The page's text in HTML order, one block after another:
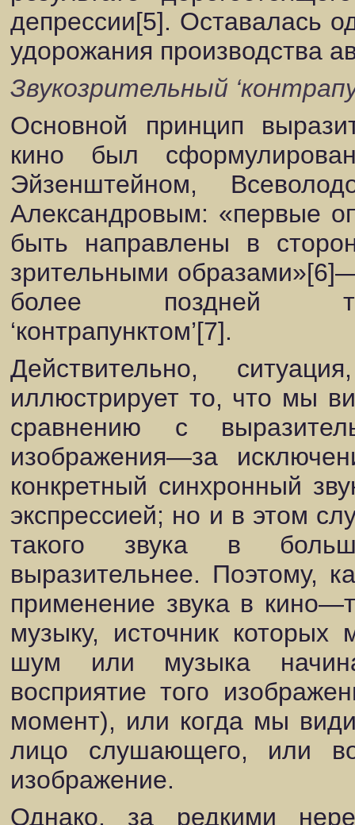
депрессии[5]. Оставалась
удорожания производства
Звукозрительный
Основной принцип
кино был
Эйзенштейном,
Александровым: «первые
быть направлены в
зрительными
более поздней
‘контрапунктом’[7].
Действительно,
иллюстрирует то, что мы
сравнению с
изображения—за
конкретный синхронный
экспрессией; но и в этом
такого звука в
выразительнее. Поэтому,
применение звука в
музыку, источник
шум или музыка
восприятие того
момент), или когда мы
лицо слушающего, или
изображение.
Однако, за редкими